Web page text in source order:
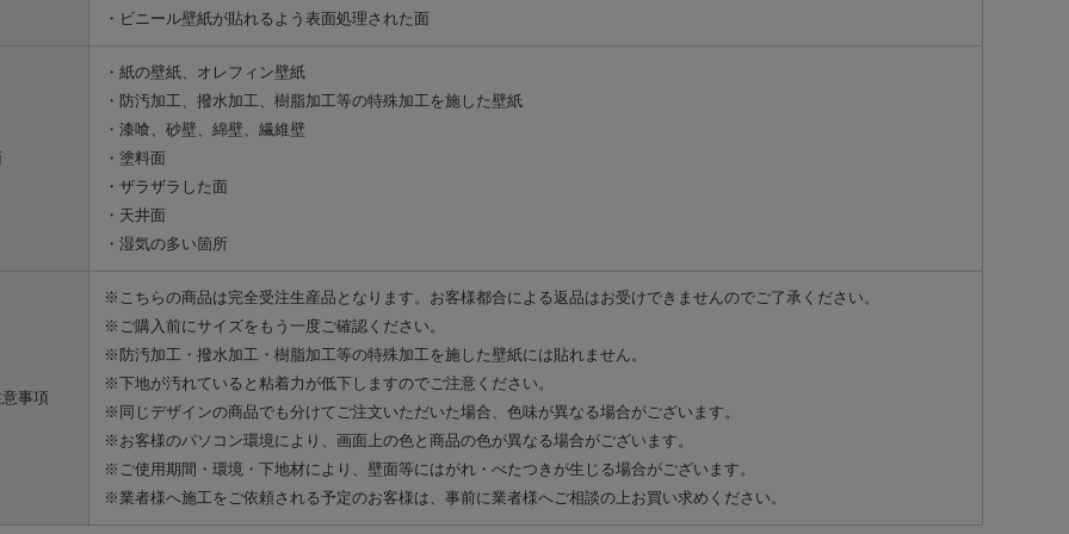
・ビニール壁紙が貼れるよう表面処理された面
・紙の壁紙、オレフィン壁紙
・防汚加工、撥水加工、樹脂加工等の特殊加工を施した壁紙
・漆喰、砂壁、綿壁、繊維壁
・塗料面
・ザラザラした面
・天井面
・湿気の多い箇所
事項
※こちらの商品は完全受注生産品となります。お客様都合による返品はお受けできませんのでご了承ください。
※ご購入前にサイズをもう一度ご確認ください。
※防汚加工・撥水加工・樹脂加工等の特殊加工を施した壁紙には貼れません。
※下地が汚れていると粘着力が低下しますのでご注意ください。
※同じデザインの商品でも分けてご注文いただいた場合、色味が異なる場合がございます。
※お客様のパソコン環境により、画面上の色と商品の色が異なる場合がございます。
※ご使用期間・環境・下地材により、壁面等にはがれ・べたつきが生じる場合がございます。
※業者様へ施工をご依頼される予定のお客様は、事前に業者様へご相談の上お買い求めください。